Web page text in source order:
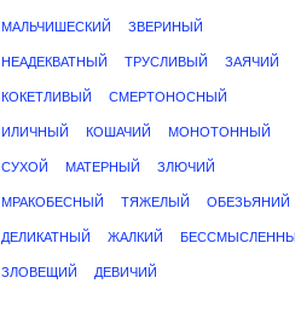
МАЛЬЧИШЕСКИЙ ЗВЕРИНЫЙ
НЕАДЕКВАТНЫЙ ТРУСЛИВЫЙ ЗАЯЧИЙ
КОКЕТЛИВЫЙ СМЕРТОНОСНЫЙ
ИЛИЧНЫЙ КОШАЧИЙ МОНОТОННЫЙ
СУХОЙ МАТЕРНЫЙ ЗЛЮЧИЙ
МРАКОБЕСНЫЙ ТЯЖЕЛЫЙ ОБЕЗЬЯНИЙ
ДЕЛИКАТНЫЙ ЖАЛКИЙ
ЗЛОВЕЩИЙ ДЕВИЧИЙ